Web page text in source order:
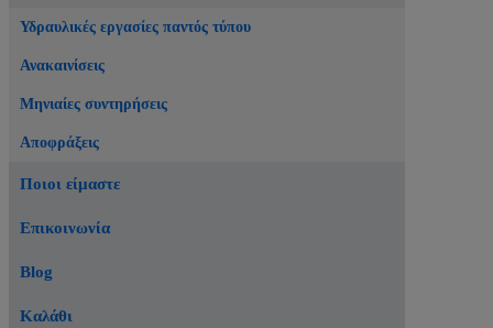
Υδραυλικές εργασίες παντός τύπου
Ανακαινίσεις
Μηνιαίες συντηρήσεις
Αποφράξεις
Ποιοι είμαστε
Επικοινωνία
Blog
Καλάθι